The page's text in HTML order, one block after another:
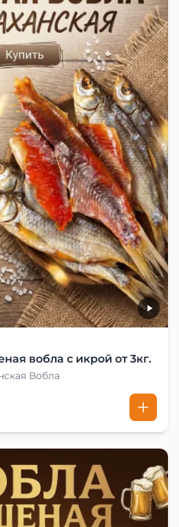
вобла с икрой от 3кг.
Вобла